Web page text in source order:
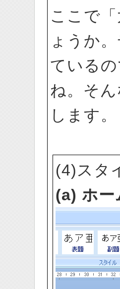
ここで
ょうか
ている
ね。そ
します。
(4)スタ
(a) ホ